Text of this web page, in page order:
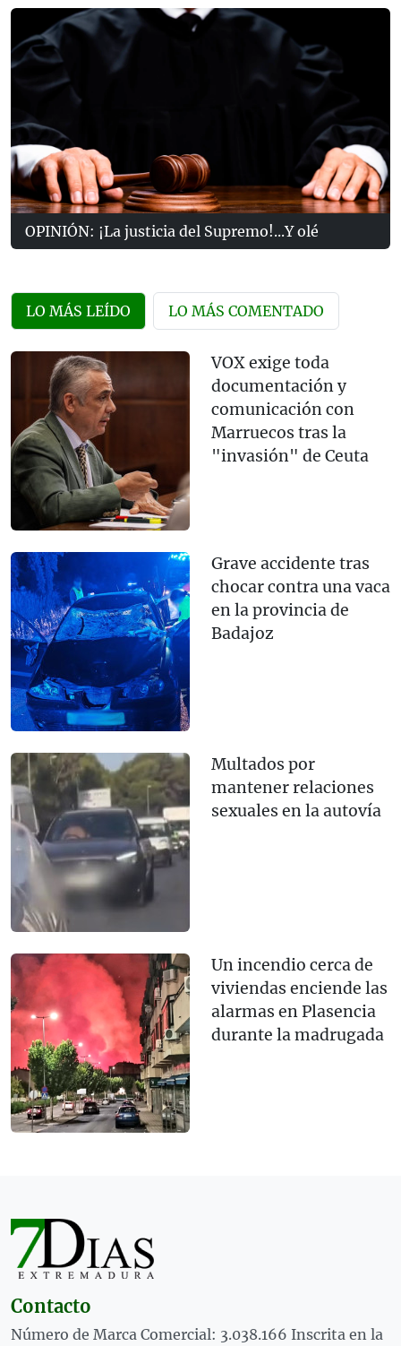
OPINIÓN: ¡La justicia del Supremo!...Y olé
LO MÁS LEÍDO LO MÁS COMENTADO
VOX exige toda
documentación y
comunicación con
Marruecos tras la
"invasión" de Ceuta
Grave accidente tras
chocar contra una vaca
en la provincia de
Badajoz
Multados por
mantener relaciones
sexuales en la autovía
Un incendio cerca de
viviendas enciende las
alarmas en Plasencia
durante la madrugada
Contacto
Número de Marca Comercial: 3.038.166 Inscrita en la